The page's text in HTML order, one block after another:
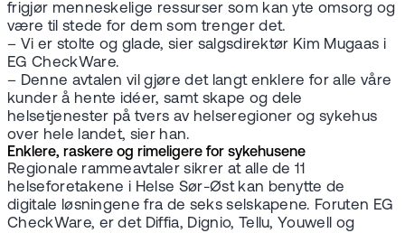
frigjør menneskelige ressurser som kan yte omsorg og
være til stede for dem som trenger det.
– Vi er stolte og glade, sier salgsdirektør Kim Mugaas i
EG CheckWare.
– Denne avtalen vil gjøre det langt enklere for alle våre
kunder å hente idéer, samt skape og dele
helsetjenester på tvers av helseregioner og sykehus
over hele landet, sier han.
Enklere, raskere og rimeligere for sykehusene
Regionale rammeavtaler sikrer at alle de 11
helseforetakene i Helse Sør-Øst kan benytte de
digitale løsningene fra de seks selskapene. Foruten EG
CheckWare, er det Diffia, Dignio, Tellu, Youwell og